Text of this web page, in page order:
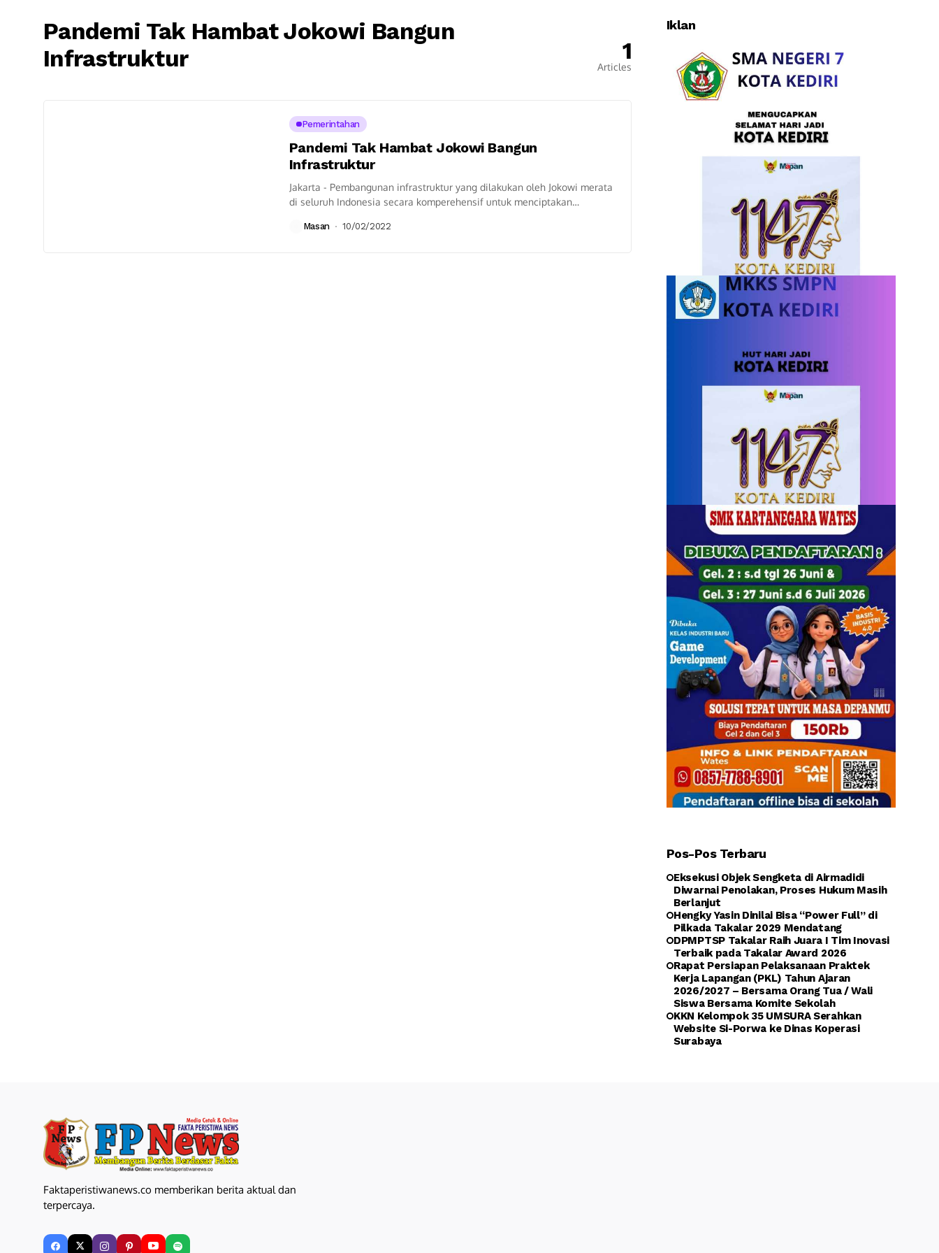
Pandemi Tak Hambat Jokowi Bangun
Infrastruktur
1
Articles
Pemerintahan
Pandemi Tak Hambat Jokowi Bangun
Infrastruktur
Jakarta - Pembangunan infrastruktur yang dilakukan oleh Jokowi merata
di seluruh Indonesia secara komperehensif untuk menciptakan
Masan 10/02/2022
Iklan
Pos-Pos Terbaru
Eksekusi Objek Sengketa di Airmadidi
Diwarnai Penolakan, Proses Hukum Masih
Berlanjut
Hengky Yasin Dinilai Bisa “Power Full” di
Pilkada Takalar 2029 Mendatang
DPMPTSP Takalar Raih Juara I Tim Inovasi
Terbaik pada Takalar Award 2026
Rapat Persiapan Pelaksanaan Praktek
Kerja Lapangan (PKL) Tahun Ajaran
2026/2027 – Bersama Orang Tua / Wali
Siswa Bersama Komite Sekolah
KKN Kelompok 35 UMSURA Serahkan
Website Si-Porwa ke Dinas Koperasi
Surabaya
Faktaperistiwanews.co memberikan berita aktual dan
terpercaya.